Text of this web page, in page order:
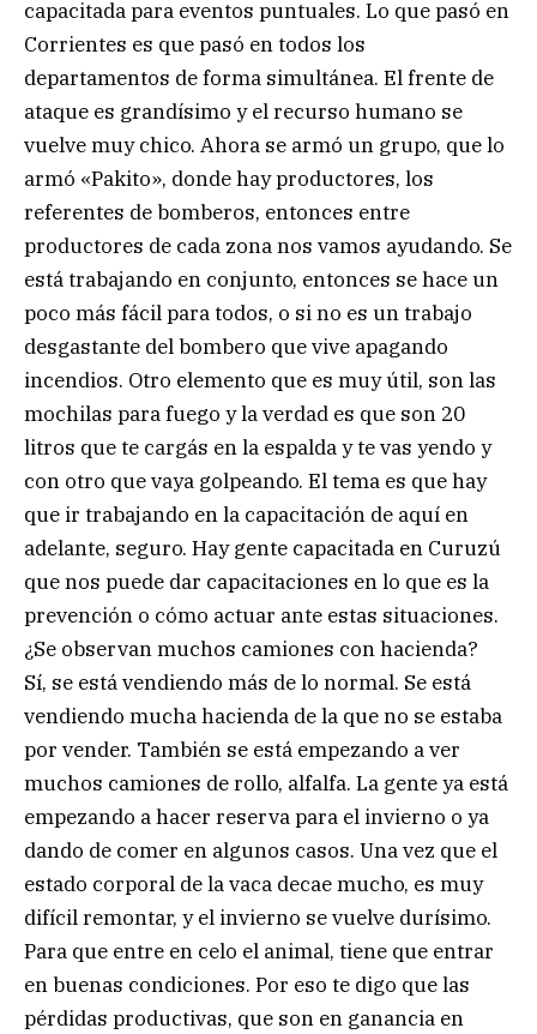
capacitada para eventos puntuales. Lo que pasó en
Corrientes es que pasó en todos los
departamentos de forma simultánea. El frente de
ataque es grandísimo y el recurso humano se
vuelve muy chico. Ahora se armó un grupo, que lo
armó «Pakito», donde hay productores, los
referentes de bomberos, entonces entre
productores de cada zona nos vamos ayudando. Se
está trabajando en conjunto, entonces se hace un
poco más fácil para todos, o si no es un trabajo
desgastante del bombero que vive apagando
incendios. Otro elemento que es muy útil, son las
mochilas para fuego y la verdad es que son 20
litros que te cargás en la espalda y te vas yendo y
con otro que vaya golpeando. El tema es que hay
que ir trabajando en la capacitación de aquí en
adelante, seguro. Hay gente capacitada en Curuzú
que nos puede dar capacitaciones en lo que es la
prevención o cómo actuar ante estas situaciones.
¿Se observan muchos camiones con hacienda?
Sí, se está vendiendo más de lo normal. Se está
vendiendo mucha hacienda de la que no se estaba
por vender. También se está empezando a ver
muchos camiones de rollo, alfalfa. La gente ya está
empezando a hacer reserva para el invierno o ya
dando de comer en algunos casos. Una vez que el
estado corporal de la vaca decae mucho, es muy
difícil remontar, y el invierno se vuelve durísimo.
Para que entre en celo el animal, tiene que entrar
en buenas condiciones. Por eso te digo que las
pérdidas productivas, que son en ganancia en